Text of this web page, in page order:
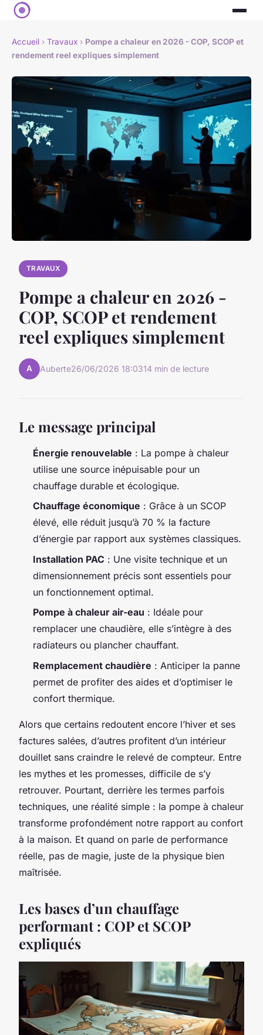
Accueil › Travaux › Pompe a chaleur en 2026 - COP, SCOP et
rendement reel expliques simplement
TRAVAUX
Pompe a chaleur en 2026 -
COP, SCOP et rendement
reel expliques simplement
A Auberte26/06/2026 18:0314 min de lecture
Le message principal
Énergie renouvelable : La pompe à chaleur
utilise une source inépuisable pour un
chauffage durable et écologique.
Chauffage économique : Grâce à un SCOP
élevé, elle réduit jusqu’à 70 % la facture
d’énergie par rapport aux systèmes classiques.
Installation PAC : Une visite technique et un
dimensionnement précis sont essentiels pour
un fonctionnement optimal.
Pompe à chaleur air-eau : Idéale pour
remplacer une chaudière, elle s’intègre à des
radiateurs ou plancher chauffant.
Remplacement chaudière : Anticiper la panne
permet de profiter des aides et d’optimiser le
confort thermique.
Alors que certains redoutent encore l’hiver et ses
factures salées, d’autres profitent d’un intérieur
douillet sans craindre le relevé de compteur. Entre
les mythes et les promesses, difficile de s’y
retrouver. Pourtant, derrière les termes parfois
techniques, une réalité simple : la pompe à chaleur
transforme profondément notre rapport au confort
à la maison. Et quand on parle de performance
réelle, pas de magie, juste de la physique bien
maîtrisée.
Les bases d’un chauffage
performant : COP et SCOP
expliqués